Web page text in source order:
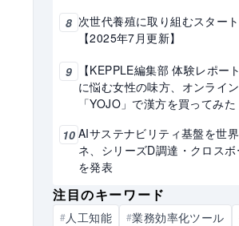
8 次世代養殖に取り組むスター
【2025年7月更新】
9
【KEPPLE編集部 体験レポー
に悩む女性の味方、オンライ
「YOJO」で漢方を買ってみた
10 AIサステナビリティ基盤を世
ネ、シリーズD調達・クロス
を発表
注目のキーワード
#人工知能 #業務効率化ツール